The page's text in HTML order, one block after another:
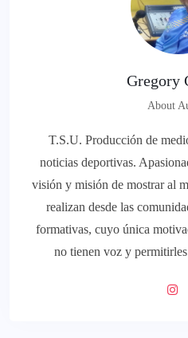
Gregory
About
T.S.U. Producción de
noticias deportivas.
visión y misión de mostrar al
realizan desde las
formativas, cuyo única
no tienen voz y